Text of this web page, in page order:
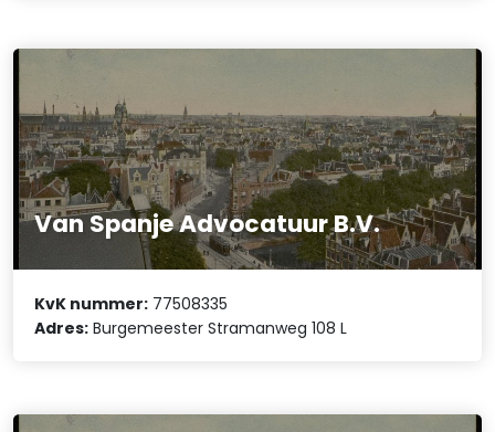
Van Spanje Advocatuur B.V.
KvK nummer: 77508335
Adres: Burgemeester Stramanweg 108 L